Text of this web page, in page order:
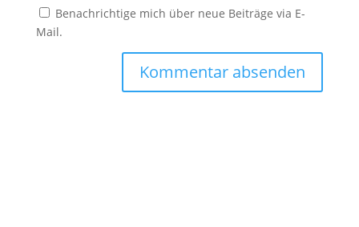
Benachrichtige mich über neue Beiträge via E-
Mail.